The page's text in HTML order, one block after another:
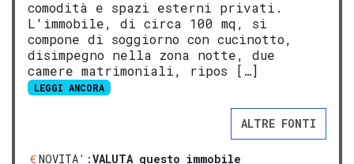
comodità e spazi esterni privati.
L'immobile, di circa 100 mq, si
compone di soggiorno con cucinotto,
disimpegno nella zona notte, due
camere matrimoniali, ripos […]
LEGGI ANCORA
ALTRE FONTI
NOVITA':VALUTA questo immobile